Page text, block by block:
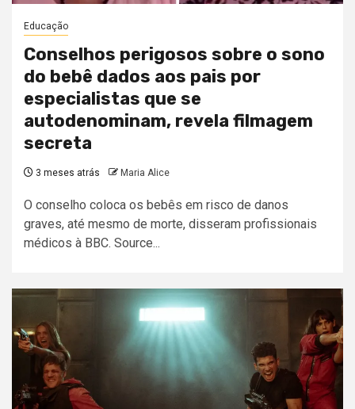
Educação
Conselhos perigosos sobre o sono
do bebê dados aos pais por
especialistas que se
autodenominam, revela filmagem
secreta
3 meses atrás Maria Alice
O conselho coloca os bebês em risco de danos
graves, até mesmo de morte, disseram profissionais
médicos à BBC. Source...